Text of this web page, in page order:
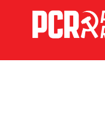
content